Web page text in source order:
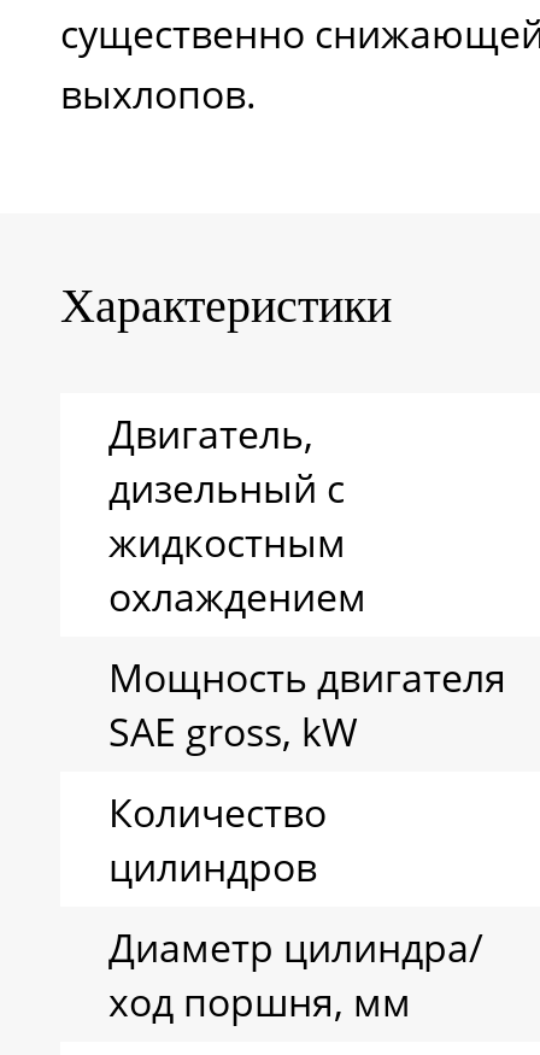
Задние шины
существенно
выхлопов.
Характеристики
Двигатель,
дизельный с
жидкостным
охлаждением
Мощность двигателя
SAE gross, kW
Количество
цилиндров
Диаметр цилиндра/
ход поршня, мм